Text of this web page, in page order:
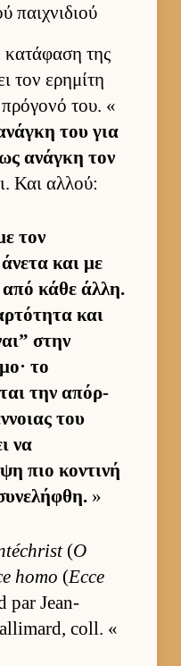
παιχνιδιού
κατάφαση της
τον ερημίτη
του. «
του για
ανάγκη τον
Και αλ­λού:
τον
και με
από κάθε άλ­λη.
και
στην
το
την απόρ­
του
να
πιο κοντινή
»
(Ο
homo (Ecce
par Jean-
coll. «